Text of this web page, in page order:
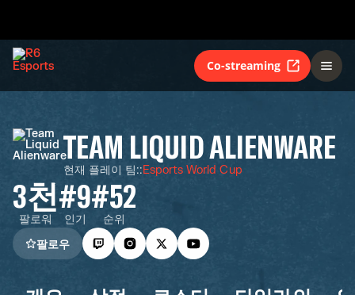
Co-streaming
TEAM LIQUID ALIENWARE
현재 플레이 팀::Esports World Cup
3천
팔로워
#9
인기
#52
순위
팔로우